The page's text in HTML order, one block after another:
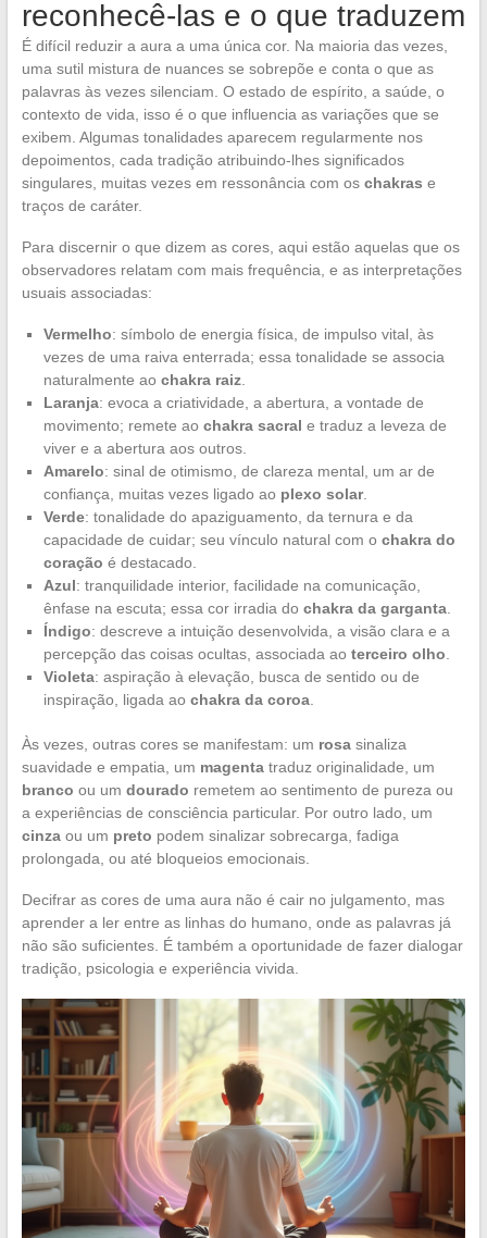
reconhecê-las e o que traduzem
É difícil reduzir a aura a uma única cor. Na maioria das vezes,
uma sutil mistura de nuances se sobrepõe e conta o que as
palavras às vezes silenciam. O estado de espírito, a saúde, o
contexto de vida, isso é o que influencia as variações que se
exibem. Algumas tonalidades aparecem regularmente nos
depoimentos, cada tradição atribuindo-lhes significados
singulares, muitas vezes em ressonância com os chakras e
traços de caráter.
Para discernir o que dizem as cores, aqui estão aquelas que os
observadores relatam com mais frequência, e as interpretações
usuais associadas:
Vermelho: símbolo de energia física, de impulso vital, às
vezes de uma raiva enterrada; essa tonalidade se associa
naturalmente ao chakra raiz.
Laranja: evoca a criatividade, a abertura, a vontade de
movimento; remete ao chakra sacral e traduz a leveza de
viver e a abertura aos outros.
Amarelo: sinal de otimismo, de clareza mental, um ar de
confiança, muitas vezes ligado ao plexo solar.
Verde: tonalidade do apaziguamento, da ternura e da
capacidade de cuidar; seu vínculo natural com o chakra do
coração é destacado.
Azul: tranquilidade interior, facilidade na comunicação,
ênfase na escuta; essa cor irradia do chakra da garganta.
Índigo: descreve a intuição desenvolvida, a visão clara e a
percepção das coisas ocultas, associada ao terceiro olho
Violeta: aspiração à elevação, busca de sentido ou de
inspiração, ligada ao chakra da coroa.
Às vezes, outras cores se manifestam: um rosasinaliza
suavidade e empatia, um magentatraduz originalidade, um
branco ou um dourado remetem ao sentimento de pureza ou
a experiências de consciência particular. Por outro lado, um
cinzaou um preto podem sinalizar sobrecarga, fadiga
prolongada, ou até bloqueios emocionais.
Decifrar as cores de uma aura não é cair no julgamento, mas
aprender a ler entre as linhas do humano, onde as palavras já
não são suficientes. É também a oportunidade de fazer dialogar
tradição, psicologia e experiência vivida.